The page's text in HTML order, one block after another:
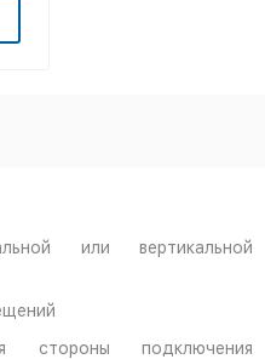
или вертикальной
стороны подключения